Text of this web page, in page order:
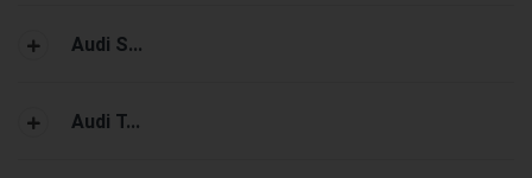
Audi S...
Audi T...